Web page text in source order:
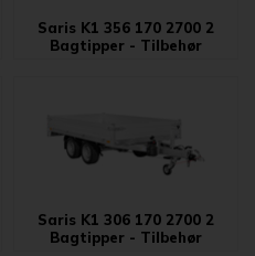
Saris K1 356 170 2700 2
Bagtipper - Tilbehør
Saris K1 306 170 2700 2
Bagtipper - Tilbehør